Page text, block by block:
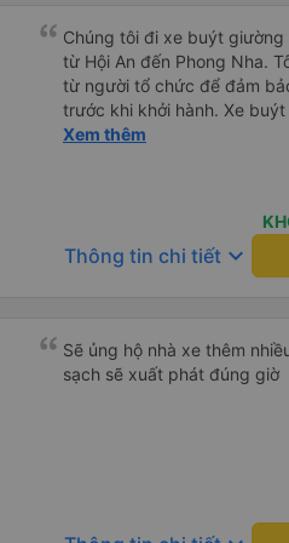
Chúng tôi đi xe buýt
từ Hội An đến Phong Nha.
từ người tổ chức để đảm
trước khi khởi hành. Xe
trạng tuyệt vời. Các khoang
toàn, bạn tôi cao
bàn chân cong. Có một
lái xe rất an toàn và có hai
tôi cũng cảm thấy an toàn.
buýt. Tôi nhắn tin cho họ
lập tức rằng họ sẽ yêu cầu
Xem thêm
Thông tin chi tiết keyboard_arrow_down
Sẽ ủng hộ nhà xe thêm
sạch sẽ xuất phát đúng giờ